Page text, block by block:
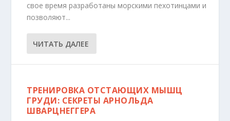
свое время разработаны морскими пехотинцами и
позволяют...
ЧИТАТЬ ДАЛЕЕ
ТРЕНИРОВКА ОТСТАЮЩИХ МЫШЦ
ГРУДИ: СЕКРЕТЫ АРНОЛЬДА
ШВАРЦНЕГГЕРА